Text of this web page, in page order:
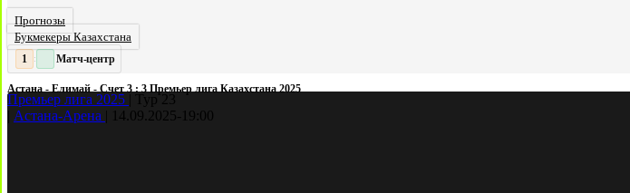
Прогнозы
Букмекеры Казахстана
2 : Матч-центр
Астана - Елимай - Счет 3 : 3 Премьер лига Казахстана 2025
Премьер лига 2025
Тур 23
Астана-Арена 14.09.2025- 19:00